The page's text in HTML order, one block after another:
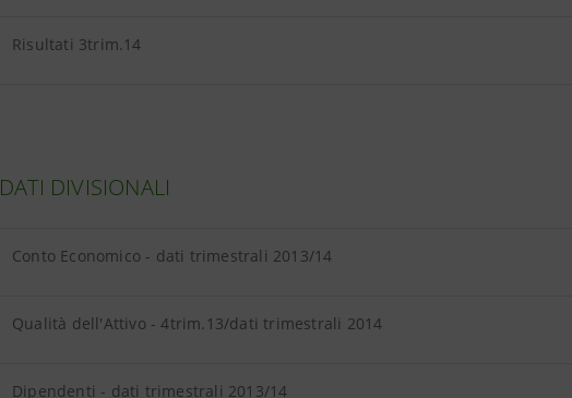
Risultati 3trim.14
DATI DIVISIONALI
Conto Economico - dati trimestrali 2013/14
Qualità dell'Attivo - 4trim.13/dati trimestrali 2014
Dipendenti - dati trimestrali 2013/14